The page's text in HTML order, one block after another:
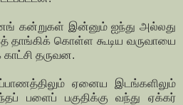
கன்றுகள் இன்னும் ஐந்து அல்லது
தாங்கிக் கொள்ள கூடிய வருவாயை
தருவன.
ஏனைய இடங்களிலும்
பளைப் பகுதிக்கு வந்து ஏக்கர்